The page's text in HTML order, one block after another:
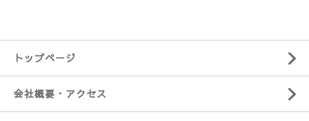
トップページ
会社概要・アクセス